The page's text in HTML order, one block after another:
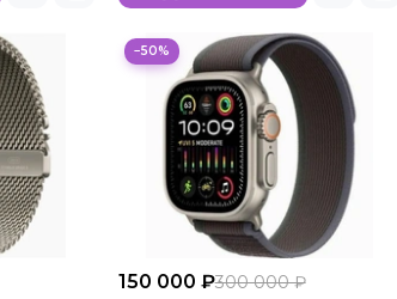
−50%
150 000 ₽300 000 ₽